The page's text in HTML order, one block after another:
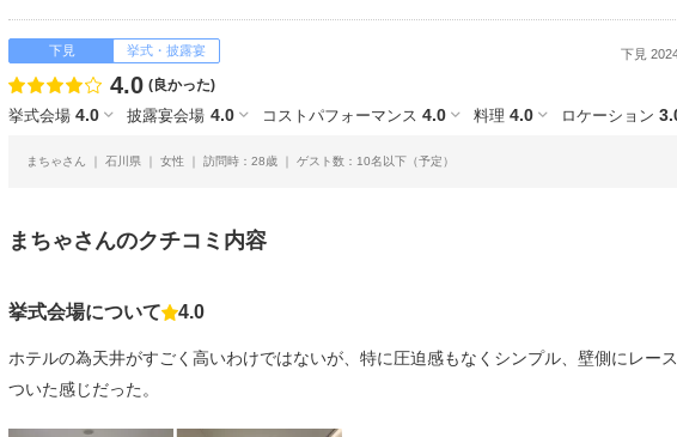
下見 挙式・披露宴 下見
点数
4.0 (良かった)
挙式会場 4.0 披露宴会場 4.0 コストパフォーマンス 4.0 料理 4.0 ロケーション
まちゃさん 石川県 女性 訪問時：28歳 ゲスト数：10名以下 （予定）
まちゃさんのクチコミ内容
挙式会場について 点数
4.0
ホテルの為天井がすごく高いわけではないが、特に圧迫感もなくシンプル、壁側にレー
ついた感じだった。